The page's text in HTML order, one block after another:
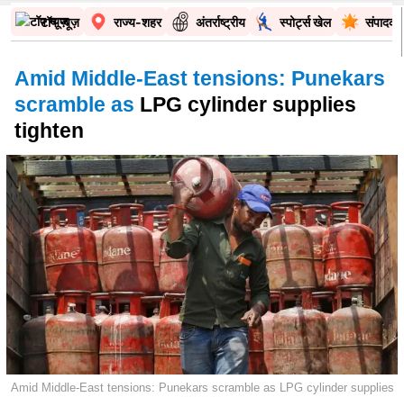
टॉप न्यूज़ राज्य-शहर अंतर्राष्ट्रीय स्पोर्ट्स खेल
Amid Middle-East tensions: Punekars
scramble as LPG cylinder supplies
tighten
Amid Middle-East tensions: Punekars scramble as LPG cylinder supplies